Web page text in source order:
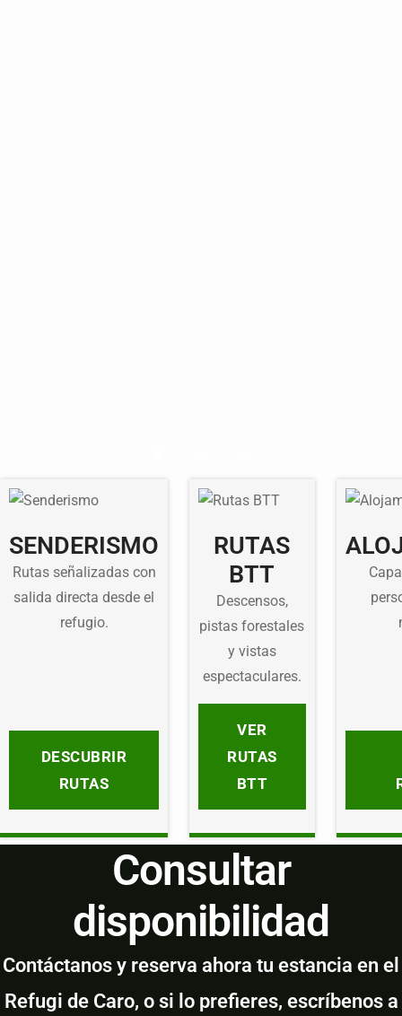
SENDERISMO
Rutas señalizadas con
salida directa desde el
refugio.
DESCUBRIR
RUTAS
RUTAS
BTT
Descensos,
pistas forestales
y vistas
espectaculares.
VER
RUTAS
BTT
Consultar
disponibilidad
Contáctanos y reserva ahora tu estancia en el
Refugi de Caro, o si lo prefieres, escríbenos a